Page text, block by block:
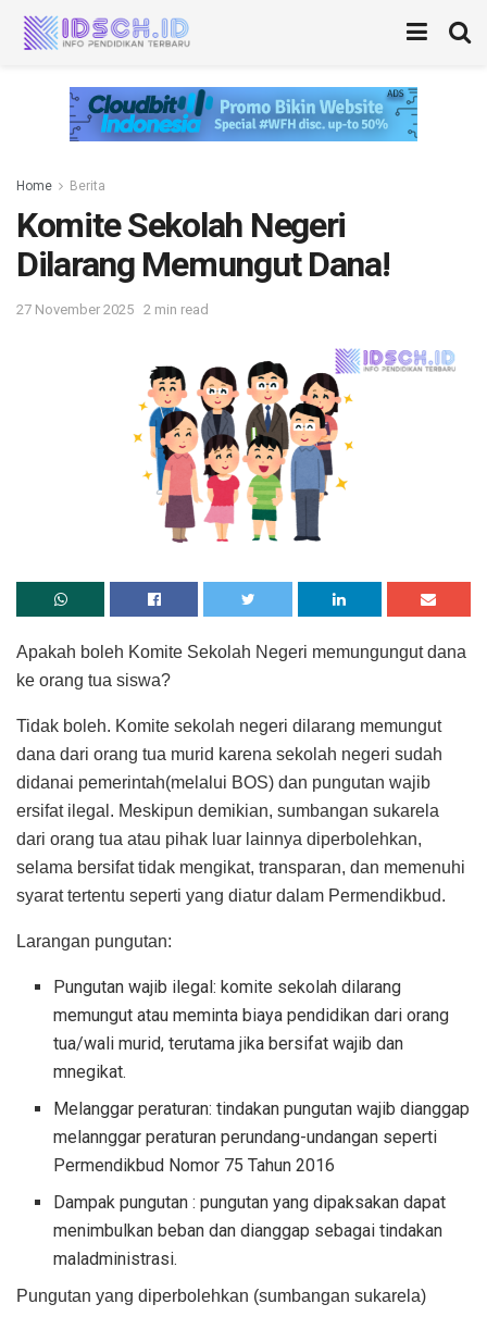
Home Berita
Komite Sekolah Negeri
Dilarang Memungut Dana!
27 November 2025 2 min read
Apakah boleh Komite Sekolah Negeri memungungut dana
ke orang tua siswa?
Tidak boleh. Komite sekolah negeri dilarang memungut
dana dari orang tua murid karena sekolah negeri sudah
didanai pemerintah(melalui BOS) dan pungutan wajib
ersifat ilegal. Meskipun demikian, sumbangan sukarela
dari orang tua atau pihak luar lainnya diperbolehkan,
selama bersifat tidak mengikat, transparan, dan memenuhi
syarat tertentu seperti yang diatur dalam Permendikbud.
Larangan pungutan:
Pungutan wajib ilegal: komite sekolah dilarang
memungut atau meminta biaya pendidikan dari orang
tua/wali murid, terutama jika bersifat wajib dan
mnegikat.
Melanggar peraturan: tindakan pungutan wajib dianggap
melannggar peraturan perundang-undangan seperti
Permendikbud Nomor 75 Tahun 2016
Dampak pungutan : pungutan yang dipaksakan dapat
menimbulkan beban dan dianggap sebagai tindakan
maladministrasi.
Pungutan yang diperbolehkan (sumbangan sukarela)